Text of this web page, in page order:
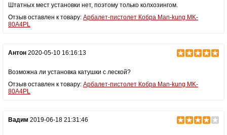
Штатных мест установки нет, поэтому только колхозингом.
Отзыв оставлен к товару: Арбалет-пистолет Кобра Man-kung MK-
80A4PL
Антон 2020-05-10 16:16:13
Возможна ли установка катушки с леской?
Отзыв оставлен к товару: Арбалет-пистолет Кобра Man-kung MK-
80A4PL
Вадим 2019-06-18 21:31:46